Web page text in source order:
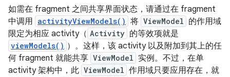
如需在 fragment 之间共享界面状态，请通过在 fragment
中调用 activityViewModels() 将 ViewModel 的作用域
限定为相应 activity（ Activity 的等效项就是
viewModels() ）。这样，该 activity 以及附加到其上的任
何 fragment 就能共享 ViewModel 实例。不过，在单
activity 架构中，此 ViewModel 作用域只要应用存在，就